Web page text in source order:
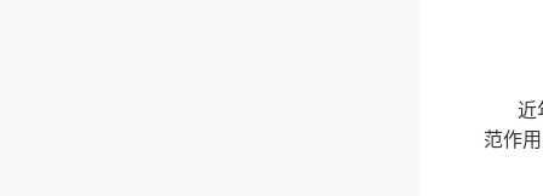
近
范作